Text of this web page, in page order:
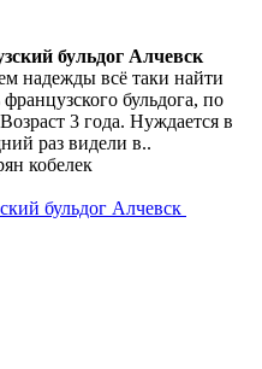
бульдог Алчевск
всё таки найти
бульдога, по
3 года. Нуждается в
раз видели в..
кобелек
бульдог Алчевск